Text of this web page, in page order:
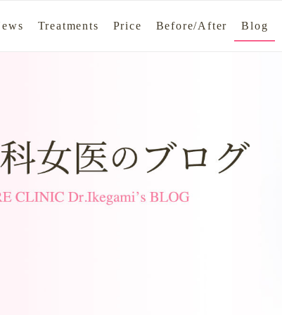
Treatments Price Before/After Blog